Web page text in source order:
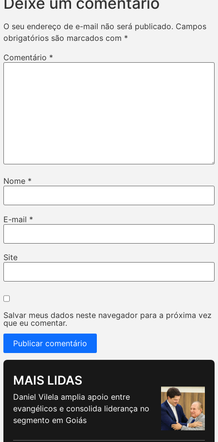
O seu endereço de e-mail não será publicado. Campos
obrigatórios são marcados com *
Comentário *
Nome *
E-mail *
Site
Salvar meus dados neste navegador para a próxima vez
que eu comentar.
MAIS LIDAS
Daniel Vilela amplia apoio entre
evangélicos e consolida liderança no
segmento em Goiás